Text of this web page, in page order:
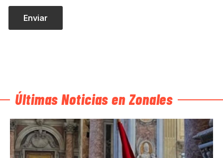
Últimas Noticias en Zonales